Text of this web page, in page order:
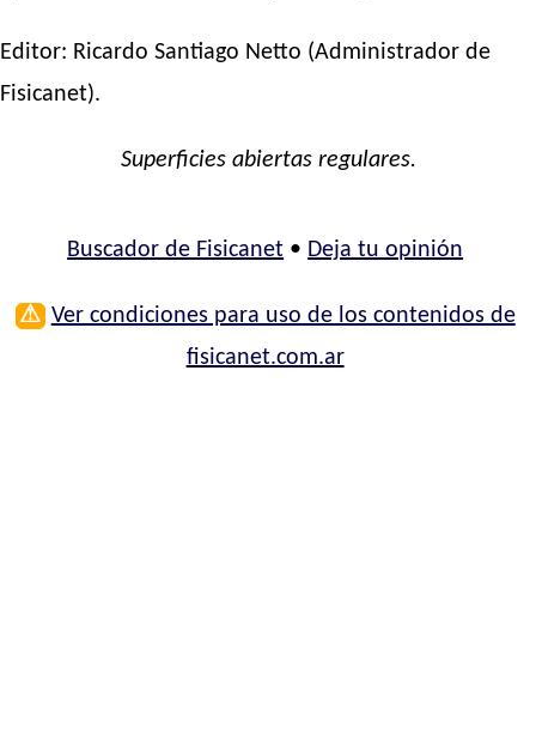
Editor: Ricardo Santiago Netto (Administrador de
Fisicanet).
Superficies abiertas regulares.
Buscador de Fisicanet • Deja tu opinión
⚠ Ver condiciones para uso de los contenidos de
fisicanet.com.ar